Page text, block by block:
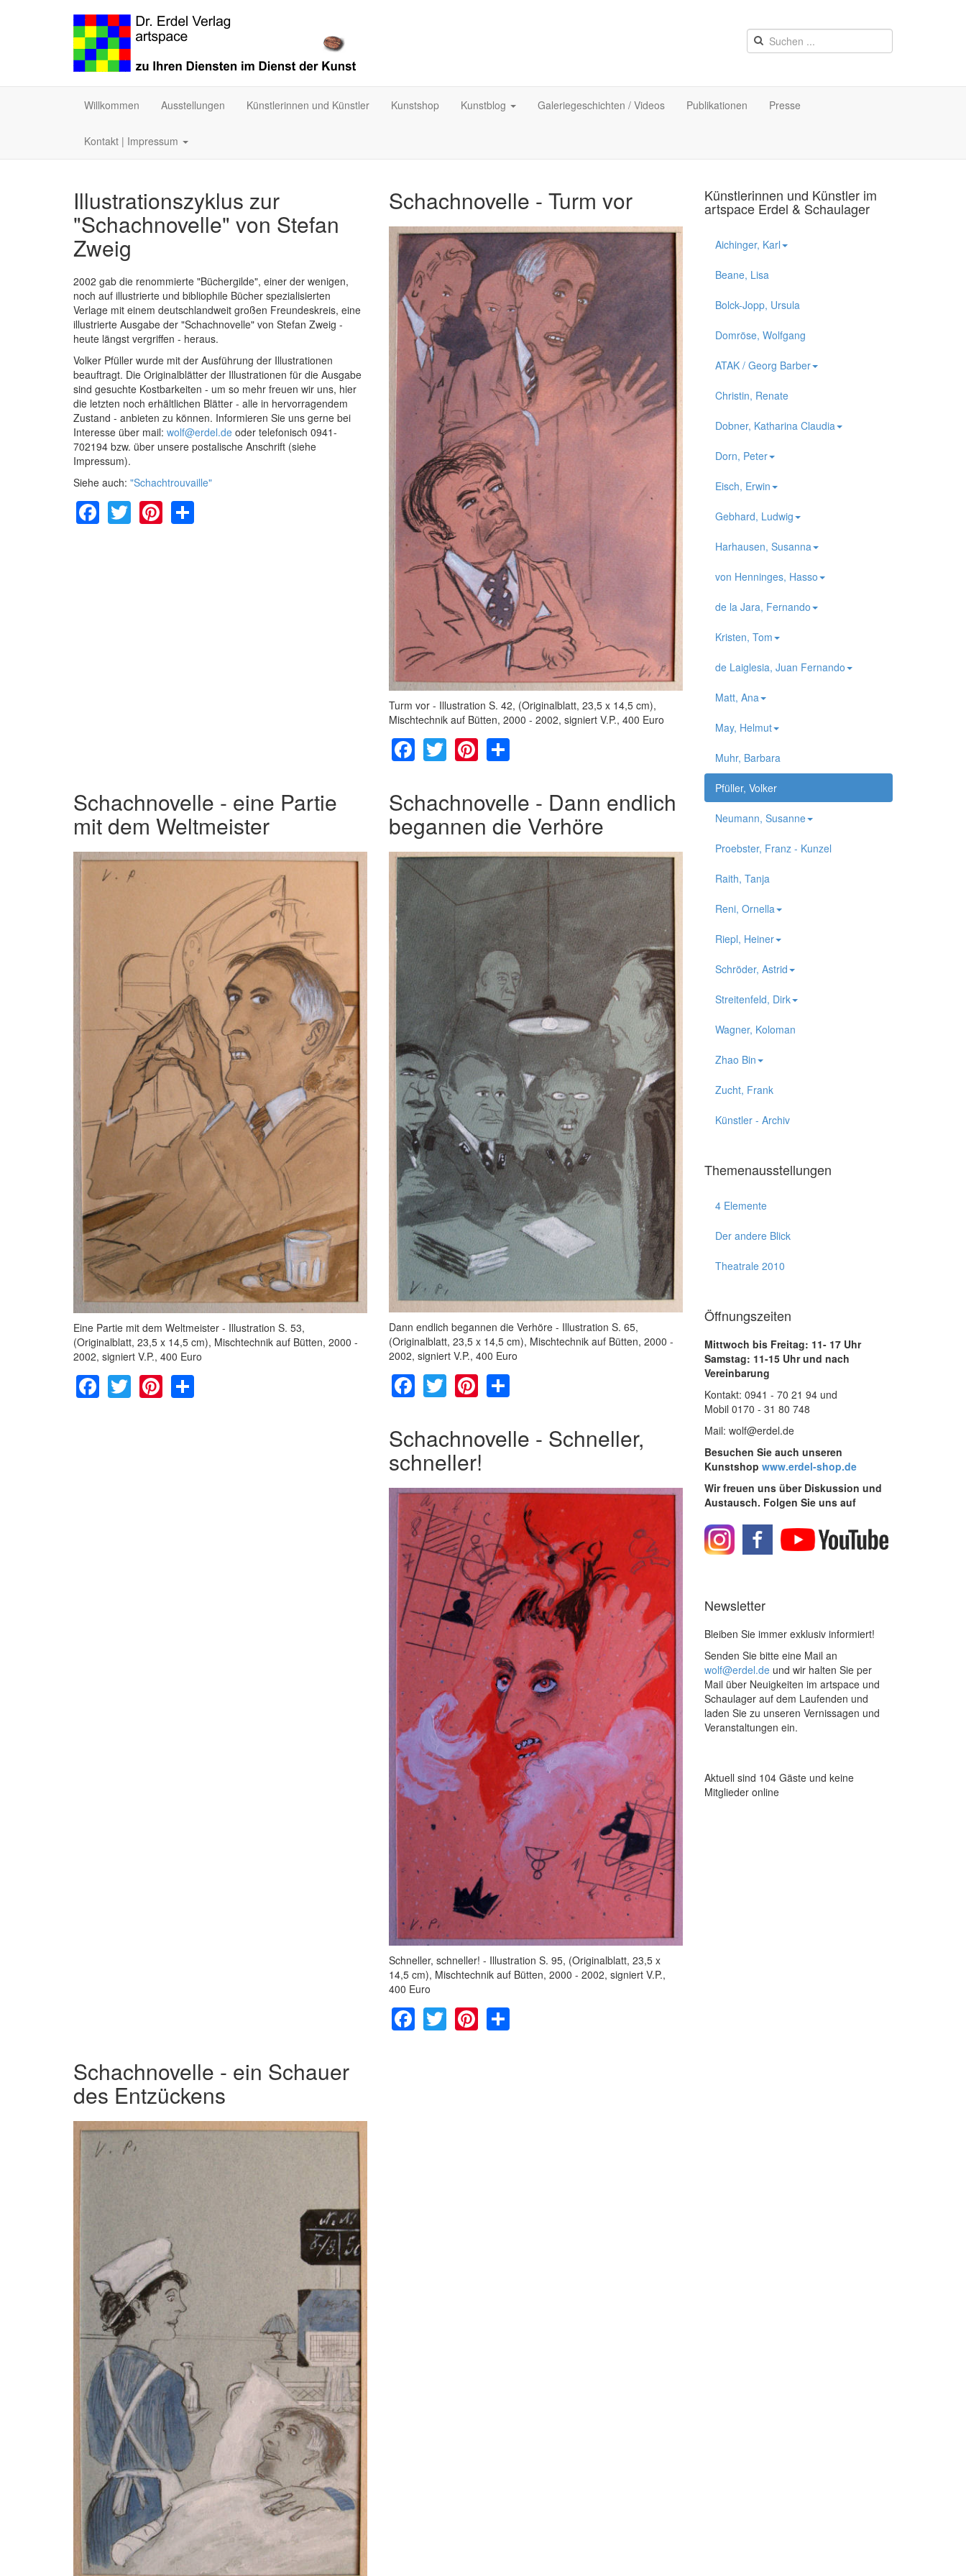
Willkommen Ausstellungen Künstlerinnen und Künstler Kunstshop Kunstblog Galeriegeschichten / Videos Publikationen Presse
Kontakt | Impressum
Illustrationszyklus zur
"Schachnovelle" von Stefan
Zweig
2002 gab die renommierte "Büchergilde", einer der wenigen,
noch auf illustrierte und bibliophile Bücher spezialisierten
Verlage mit einem deutschlandweit großen Freundeskreis, eine
illustrierte Ausgabe der "Schachnovelle" von Stefan Zweig -
heute längst vergriffen - heraus.
Volker Pfüller wurde mit der Ausführung der Illustrationen
beauftragt. Die Originalblätter der Illustrationen für die Ausgabe
sind gesuchte Kostbarkeiten - um so mehr freuen wir uns, hier
die letzten noch erhältlichen Blätter - alle in hervorragendem
Zustand - anbieten zu können. Informieren Sie uns gerne bei
Interesse über mail: wolf@erdel.de oder telefonisch 0941-
702194 bzw. über unsere postalische Anschrift (siehe
Impressum).
Siehe auch: "Schachtrouvaille"
Facebook
TwitterPinterest
Schachnovelle - Turm vor
Turm vor - Illustration S. 42, (Originalblatt, 23,5 x 14,5 cm),
Mischtechnik auf Bütten, 2000 - 2002, signiert V.P., 400 Euro
Facebook
TwitterPinterest
Share
Schachnovelle - eine Partie
mit dem Weltmeister
Eine Partie mit dem Weltmeister - Illustration S. 53,
(Originalblatt, 23,5 x 14,5 cm), Mischtechnik auf Bütten, 2000 -
2002, signiert V.P., 400 Euro
Facebook
TwitterPinterest
Schachnovelle - Dann endlich
begannen die Verhöre
Dann endlich begannen die Verhöre - Illustration S. 65,
(Originalblatt, 23,5 x 14,5 cm), Mischtechnik auf Bütten, 2000 -
2002, signiert V.P., 400 Euro
Facebook
TwitterPinterest
Share
Schachnovelle - Schneller,
schneller!
Schneller, schneller! - Illustration S. 95, (Originalblatt, 23,5 x
14,5 cm), Mischtechnik auf Bütten, 2000 - 2002, signiert V.P.,
400 Euro
Facebook
TwitterPinterest
Share
Schachnovelle - ein Schauer
des Entzückens
Künstlerinnen und Künstler im
artspace Erdel & Schaulager
Aichinger, Karl
Beane, Lisa
Bolck-Jopp, Ursula
Domröse, Wolfgang
ATAK / Georg Barber
Christin, Renate
Dobner, Katharina Claudia
Dorn, Peter
Eisch, Erwin
Gebhard, Ludwig
Harhausen, Susanna
von Henninges, Hasso
de la Jara, Fernando
Kristen, Tom
de Laiglesia, Juan Fernando
Matt, Ana
May, Helmut
Muhr, Barbara
Pfüller, Volker
Neumann, Susanne
Proebster, Franz - Kunzel
Raith, Tanja
Reni, Ornella
Riepl, Heiner
Schröder, Astrid
Streitenfeld, Dirk
Wagner, Koloman
Zhao Bin
Zucht, Frank
Künstler - Archiv
Themenausstellungen
4 Elemente
Der andere Blick
Theatrale 2010
Öffnungszeiten
Mittwoch bis Freitag: 11- 17 Uhr
Samstag: 11-15 Uhr und nach
Vereinbarung
Kontakt: 0941 - 70 21 94 und
Mobil 0170 - 31 80 748
Mail: wolf@erdel.de
Besuchen Sie auch unseren
Kunstshop www.erdel-shop.de
Wir freuen uns über Diskussion und
Austausch. Folgen Sie uns auf
Newsletter
Bleiben Sie immer exklusiv informiert!
Senden Sie bitte eine Mail an
wolf@erdel.deund wir halten Sie per
Mail über Neuigkeiten im artspace und
Schaulager auf dem Laufenden und
laden Sie zu unseren Vernissagen und
Veranstaltungen ein.
Aktuell sind 104 Gäste und keine
Mitglieder online